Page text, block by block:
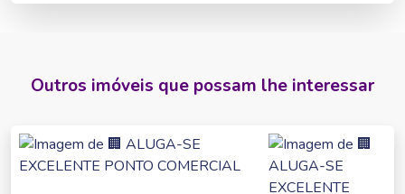
Outros imóveis que possam lhe interessar